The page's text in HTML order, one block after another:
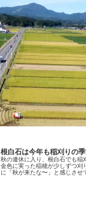
根白石は今年も稲刈りの
秋の連休に入り、根白石でも稲
金色に実った稲穂が少しずつ刈
に「秋が来たな〜」と感じさせ